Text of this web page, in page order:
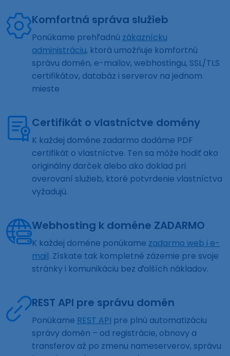
Komfortná správa služieb
Ponúkame prehľadnú zákaznícku
administráciu, ktorá umožňuje komfortnú
správu domén, e-mailov, webhostingu, SSL/TLS
certifikátov, databáz i serverov na jednom
mieste
Certifikát o vlastníctve domény
K každej doméne zadarmo dodáme PDF
certifikát o vlastníctve. Ten sa môže hodiť ako
originálny darček alebo ako doklad pri
overovaní služieb, ktoré potvrdenie vlastníctva
vyžadujú.
Webhosting k doméne ZADARMO
K každej doméne ponúkame zadarmo web i e-
mail. Získate tak kompletné zázemie pre svoje
stránky i komunikáciu bez ďalších nákladov.
REST API pre správu domén
Ponúkame REST API pre plnú automatizáciu
správy domén – od registrácie, obnovy a
transferov až po zmenu nameserverov, správu